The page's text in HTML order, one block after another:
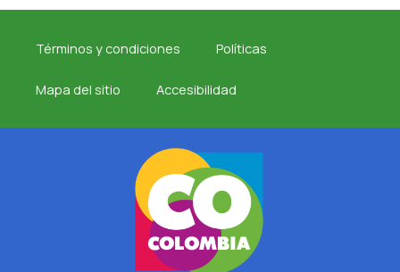
Términos y condiciones Políticas
Mapa del sitio Accesibilidad